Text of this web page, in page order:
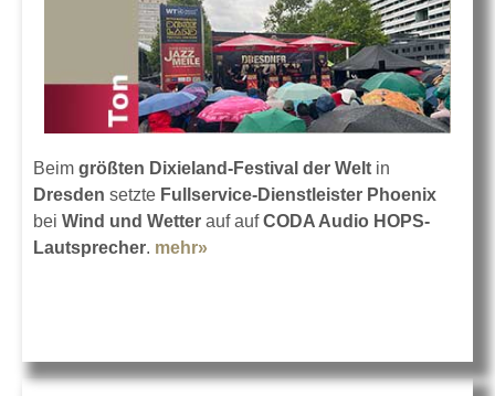
Beim größten Dixieland-Festival der Welt in
Dresden setzte Fullservice-Dienstleister Phoenix
bei Wind und Wetter auf aufCODA Audio HOPS-
Lautsprecher. mehr»